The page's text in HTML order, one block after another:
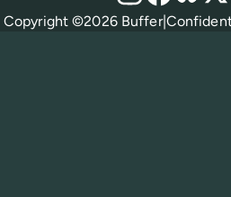
Mentions légales
Copyright ©2026Buffer|